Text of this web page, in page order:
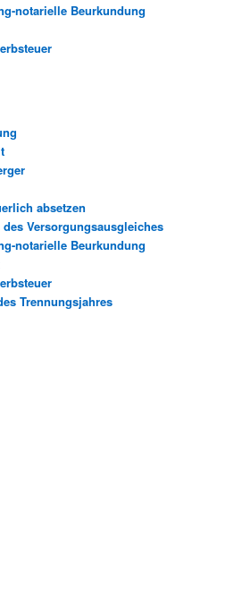
notarielle Beurkundung
absetzen
Versorgungsausgleiches
notarielle Beurkundung
Trennungsjahres